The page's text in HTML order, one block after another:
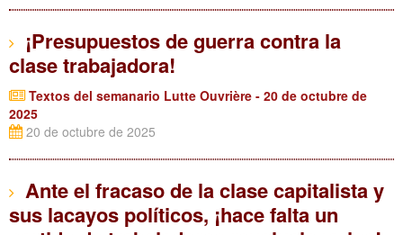
¡Presupuestos de guerra contra la
clase trabajadora!
Textos del semanario Lutte Ouvrière - 20 de octubre de
2025
20 de octubre de 2025
Ante el fracaso de la clase capitalista y
sus lacayos políticos, ¡hace falta un